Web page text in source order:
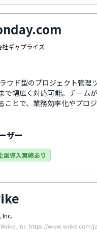
社ギャプライズ
ウド型のプロジェクト管理
で幅広く対応可能。チーム
ことで、業務効率化やプロ
、スケジュール、ガントチ
マイズ性が高いのであらゆ
ます。チームで進めている
トレーニング不要で誰でも
ザー
業導入実績あり
Inc.
Wrike, Inc. https://www.wrike.com/